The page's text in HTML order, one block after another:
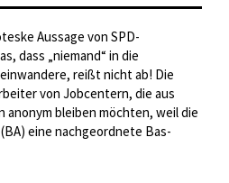
Aussage von SPD-
dass „niemand“ in die
reißt nicht ab! Die
von Jobcentern, die aus
anonym bleiben möchten, weil die
eine nachgeordnete Bas-